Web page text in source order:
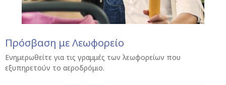
Πρόσβαση με Λεωφορείο
Ενημερωθείτε για τις γραμμές των λεωφορείων που
εξυπηρετούν το αεροδρόμιο.